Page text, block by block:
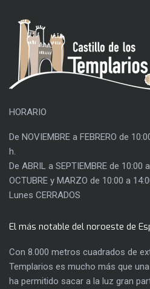
HORARIO
De NOVIEMBRE a FEBRERO de
h.
De ABRIL a SEPTIEMBRE de 10:00
OCTUBRE y MARZO de 10:00 a
Lunes CERRADOS
El más notable del noroeste de
Con 8.000 metros cuadrados de
Templarios es mucho más que
ha permitido sacar a la luz gran